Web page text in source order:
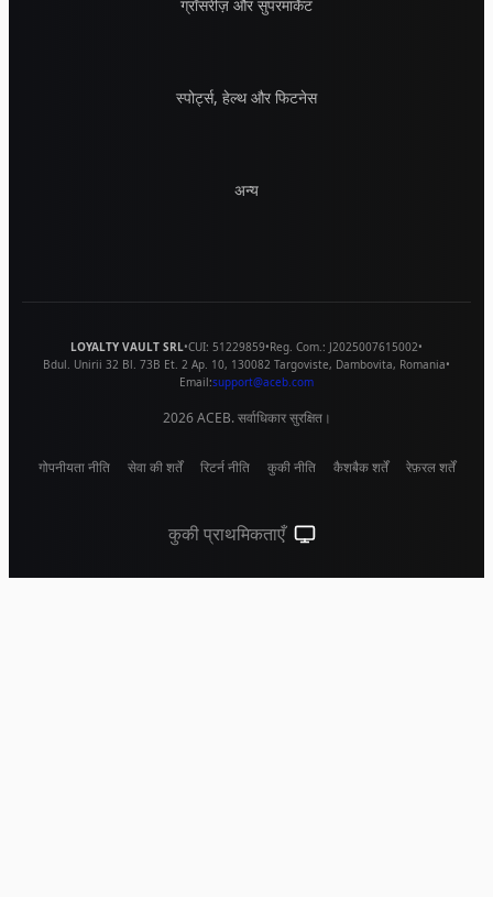
ग्रॉसरीज़ और सुपरमार्केट
स्पोर्ट्स, हेल्थ और फिटनेस
अन्य
LOYALTY VAULT SRL•CUI: 51229859•Reg. Com.: J2025007615002•
Bdul. Unirii 32 Bl. 73B Et. 2 Ap. 10, 130082 Targoviste, Dambovita, Romania•
Email:support@aceb.com
2026 ACEB. सर्वाधिकार सुरक्षित।
गोपनीयता नीति सेवा की शर्तें रिटर्न नीति कुकी नीति कैशबैक शर्तें रेफ़रल शर्तें
कुकी प्राथमिकताएँ सिस्टम थीम (लाइट के लिए क्लिक